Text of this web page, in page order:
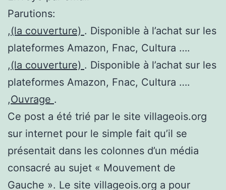
Parutions:
,(la couverture) . Disponible à l’achat sur les
plateformes Amazon, Fnac, Cultura ….
,(la couverture) . Disponible à l’achat sur les
plateformes Amazon, Fnac, Cultura ….
,Ouvrage .
Ce post a été trié par le site villageois.org
sur internet pour le simple fait qu’il se
présentait dans les colonnes d’un média
consacré au sujet « Mouvement de
Gauche ». Le site villageois.org a pour